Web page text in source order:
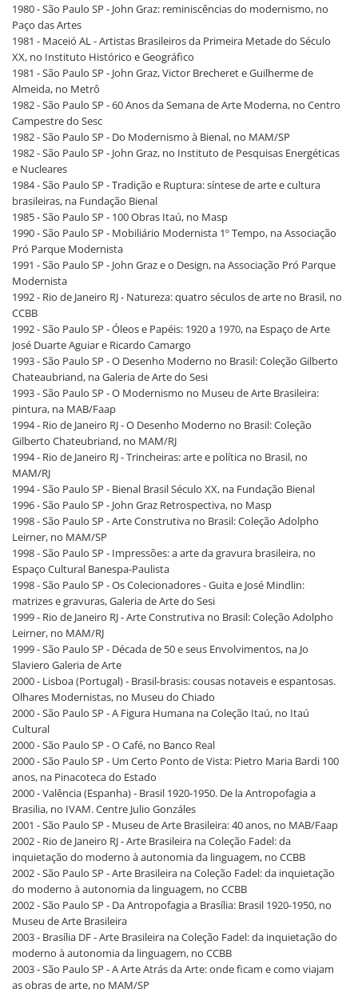
1980 - São Paulo SP - John Graz: reminiscências do modernismo, no
Paço das Artes
1981 - Maceió AL - Artistas Brasileiros da Primeira Metade do Século
XX, no Instituto Histórico e Geográfico
1981 - São Paulo SP - John Graz, Victor Brecheret e Guilherme de
Almeida, no Metrô
1982 - São Paulo SP - 60 Anos da Semana de Arte Moderna, no Centro
Campestre do Sesc
1982 - São Paulo SP - Do Modernismo à Bienal, no MAM/SP
1982 - São Paulo SP - John Graz, no Instituto de Pesquisas Energéticas
e Nucleares
1984 - São Paulo SP - Tradição e Ruptura: síntese de arte e cultura
brasileiras, na Fundação Bienal
1985 - São Paulo SP - 100 Obras Itaú, no Masp
1990 - São Paulo SP - Mobiliário Modernista 1º Tempo, na Associação
Pró Parque Modernista
1991 - São Paulo SP - John Graz e o Design, na Associação Pró Parque
Modernista
1992 - Rio de Janeiro RJ - Natureza: quatro séculos de arte no Brasil, no
CCBB
1992 - São Paulo SP - Óleos e Papéis: 1920 a 1970, na Espaço de Arte
José Duarte Aguiar e Ricardo Camargo
1993 - São Paulo SP - O Desenho Moderno no Brasil: Coleção Gilberto
Chateaubriand, na Galeria de Arte do Sesi
1993 - São Paulo SP - O Modernismo no Museu de Arte Brasileira:
pintura, na MAB/Faap
1994 - Rio de Janeiro RJ - O Desenho Moderno no Brasil: Coleção
Gilberto Chateubriand, no MAM/RJ
1994 - Rio de Janeiro RJ - Trincheiras: arte e política no Brasil, no
MAM/RJ
1994 - São Paulo SP - Bienal Brasil Século XX, na Fundação Bienal
1996 - São Paulo SP - John Graz Retrospectiva, no Masp
1998 - São Paulo SP - Arte Construtiva no Brasil: Coleção Adolpho
Leirner, no MAM/SP
1998 - São Paulo SP - Impressões: a arte da gravura brasileira, no
Espaço Cultural Banespa-Paulista
1998 - São Paulo SP - Os Colecionadores - Guita e José Mindlin:
matrizes e gravuras, Galeria de Arte do Sesi
1999 - Rio de Janeiro RJ - Arte Construtiva no Brasil: Coleção Adolpho
Leirner, no MAM/RJ
1999 - São Paulo SP - Década de 50 e seus Envolvimentos, na Jo
Slaviero Galeria de Arte
2000 - Lisboa (Portugal) - Brasil-brasis: cousas notaveis e espantosas.
Olhares Modernistas, no Museu do Chiado
2000 - São Paulo SP - A Figura Humana na Coleção Itaú, no Itaú
Cultural
2000 - São Paulo SP - O Café, no Banco Real
2000 - São Paulo SP - Um Certo Ponto de Vista: Pietro Maria Bardi 100
anos, na Pinacoteca do Estado
2000 - Valência (Espanha) - Brasil 1920-1950. De la Antropofagia a
Brasilia, no IVAM. Centre Julio Gonzáles
2001 - São Paulo SP - Museu de Arte Brasileira: 40 anos, no MAB/Faap
2002 - Rio de Janeiro RJ - Arte Brasileira na Coleção Fadel: da
inquietação do moderno à autonomia da linguagem, no CCBB
2002 - São Paulo SP - Arte Brasileira na Coleção Fadel: da inquietação
do moderno à autonomia da linguagem, no CCBB
2002 - São Paulo SP - Da Antropofagia a Brasília: Brasil 1920-1950, no
Museu de Arte Brasileira
2003 - Brasília DF - Arte Brasileira na Coleção Fadel: da inquietação do
moderno à autonomia da linguagem, no CCBB
2003 - São Paulo SP - A Arte Atrás da Arte: onde ficam e como viajam
as obras de arte, no MAM/SP